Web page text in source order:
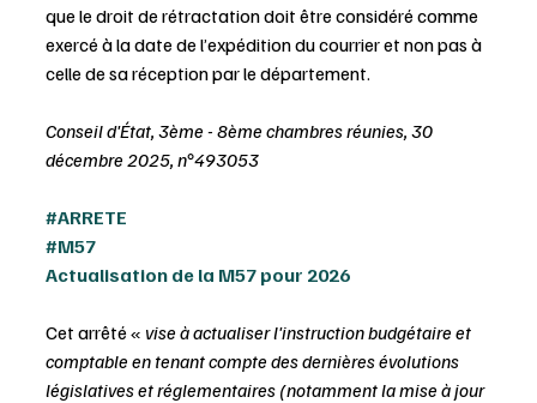
que le droit de rétractation doit être considéré comme
exercé à la date de l’expédition du courrier et non pas à
celle de sa réception par le département.
Conseil d'État, 3ème - 8ème chambres réunies, 30
décembre 2025, n°493053
#ARRETE
#M57
Actualisation de la M57 pour 2026
Cet arrêté « vise à actualiser l'instruction budgétaire et
comptable en tenant compte des dernières évolutions
législatives et réglementaires (notamment la mise à jour